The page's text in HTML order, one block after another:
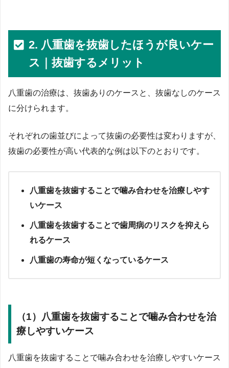
2. 八重歯を抜歯したほうが良いケー
ス｜抜歯するメリット
八重歯の治療は、抜歯ありのケースと、抜歯なしのケース
に分けられます。
それぞれの歯並びによって抜歯の必要性は変わりますが、
抜歯の必要性が高い代表的な例は以下のとおりです。
八重歯を抜歯することで噛み合わせを治療しやす
いケース
八重歯を抜歯することで歯周病のリスクを抑えら
れるケース
八重歯の寿命が短くなっているケース
（1）八重歯を抜歯することで噛み合わせを治
療しやすいケース
八重歯を抜歯することで噛み合わせを治療しやすいケース